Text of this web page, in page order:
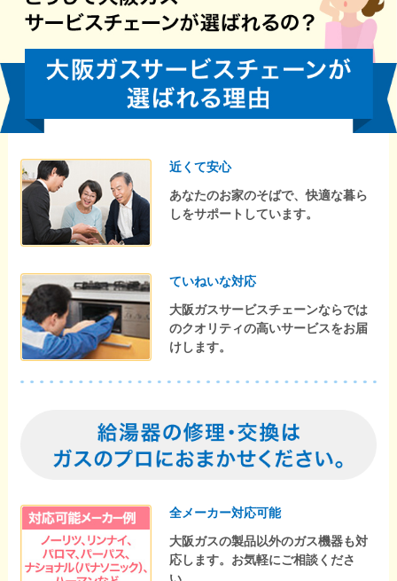
近くて安心
あなたのお家のそばで、快適な暮ら
しをサポートしています。
ていねいな対応
大阪ガスサービスチェーンならでは
のクオリティの高いサービスをお届
けします。
全メーカー対応可能
大阪ガスの製品以外のガス機器も対
応します。お気軽にご相談くださ